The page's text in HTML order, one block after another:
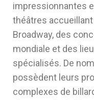
impressionnantes
théâtres
Broadway, des
mondiale et des
spécialisés. De
possèdent leurs
complexes de